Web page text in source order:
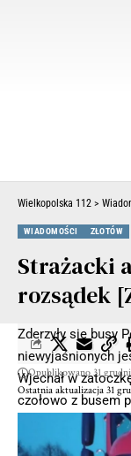
Zderzyły się busy
niewyjaśnionych
Wjechał w
czołowo z busem
Siła zderzenie
44-letni kierowca
Wielkopolska 112 >
WIADOMOŚCI ZŁOTÓW
Strażacki
rozsądek
Ostatnia aktualizacja 31
Opublikowano 31